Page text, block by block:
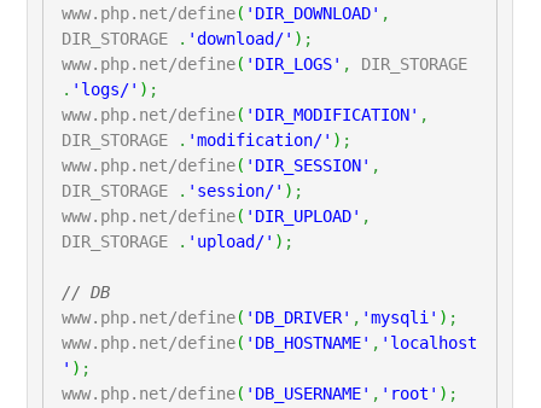
www.php.net/define( 'DIR_DOWNLOAD' ,
DIR_STORAGE
. 'download/' ) ;
www.php.net/define( 'DIR_LOGS' ,
DIR_STORAGE
. 'logs/' ) ;
www.php.net/define( 'DIR_MODIFICATION' ,
DIR_STORAGE
. 'modification/' ) ;
www.php.net/define( 'DIR_SESSION' ,
DIR_STORAGE
. 'session/' ) ;
www.php.net/define( 'DIR_UPLOAD' ,
DIR_STORAGE
. 'upload/' ) ;
// DB
www.php.net/define( 'DB_DRIVER' , 'mysqli' ) ;
www.php.net/define( 'DB_HOSTNAME' , 'localhost
' ) ;
www.php.net/define( 'DB_USERNAME' , 'root' ) ;